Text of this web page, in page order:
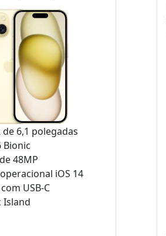
de 6,1 polegadas
Bionic
48MP
iOS 14
USB-C
Island